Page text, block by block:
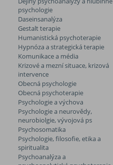
psychologie
Daseinsanalýza
Gestalt terapie
Humanistická psychoterapie
Hypnóza a strategická terapie
Komunikace a média
Krizové a mezní situace, krizová
intervence
Obecná psychologie
Obecná psychoterapie
Psychologie a výchova
Psychologie a neurovědy,
neurobiolgie, vývojová ps
Psychosomatika
Psychologie, filosofie, etika a
spiritualita
Psychoanalýza a